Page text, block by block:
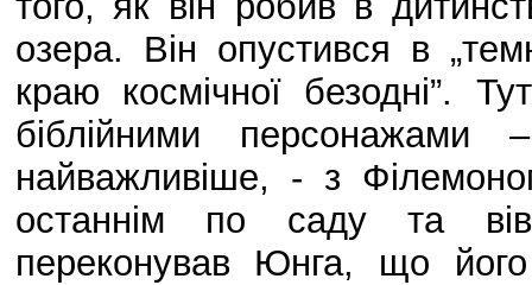
озера. Він опустився в
краю космічної безодні”.
біблійними
найважливіше, - з
останнім по саду та
переконував Юнга, що